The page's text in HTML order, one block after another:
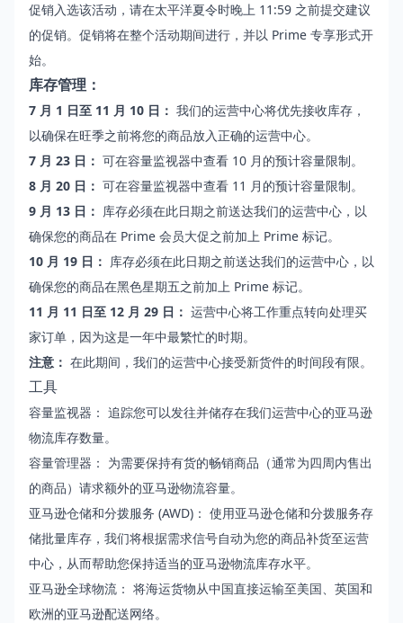
促销入选该活动，请在太平洋夏令时晚上 11:59 之前提交建议
的促销。促销将在整个活动期间进行，并以 Prime 专享形式开
始。
库存管理：
7 月 1 日至 11 月 10 日： 我们的运营中心将优先接收库存，
以确保在旺季之前将您的商品放入正确的运营中心。
7 月 23 日： 可在容量监视器中查看 10 月的预计容量限制。
8 月 20 日： 可在容量监视器中查看 11 月的预计容量限制。
9 月 13 日： 库存必须在此日期之前送达我们的运营中心，以
确保您的商品在 Prime 会员大促之前加上 Prime 标记。
10 月 19 日： 库存必须在此日期之前送达我们的运营中心，以
确保您的商品在黑色星期五之前加上 Prime 标记。
11 月 11 日至 12 月 29 日： 运营中心将工作重点转向处理买
家订单，因为这是一年中最繁忙的时期。
注意： 在此期间，我们的运营中心接受新货件的时间段有限。
工具
容量监视器 ： 追踪您可以发往并储存在我们运营中心的亚马逊
物流库存数量。
容量管理器 ： 为需要保持有货的畅销商品（通常为四周内售出
的商品）请求额外的亚马逊物流容量。
亚马逊仓储和分拨服务 (AWD) ： 使用亚马逊仓储和分拨服务存
储批量库存，我们将根据需求信号自动为您的商品补货至运营
中心，从而帮助您保持适当的亚马逊物流库存水平。
亚马逊全球物流 ： 将海运货物从中国直接运输至美国、英国和
欧洲的亚马逊配送网络。